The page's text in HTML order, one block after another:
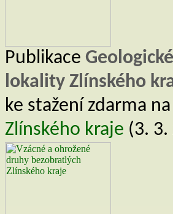
Publikace Geologické
lokality Zlínského
ke stažení zdarma
Zlínského kraje (3. 3.